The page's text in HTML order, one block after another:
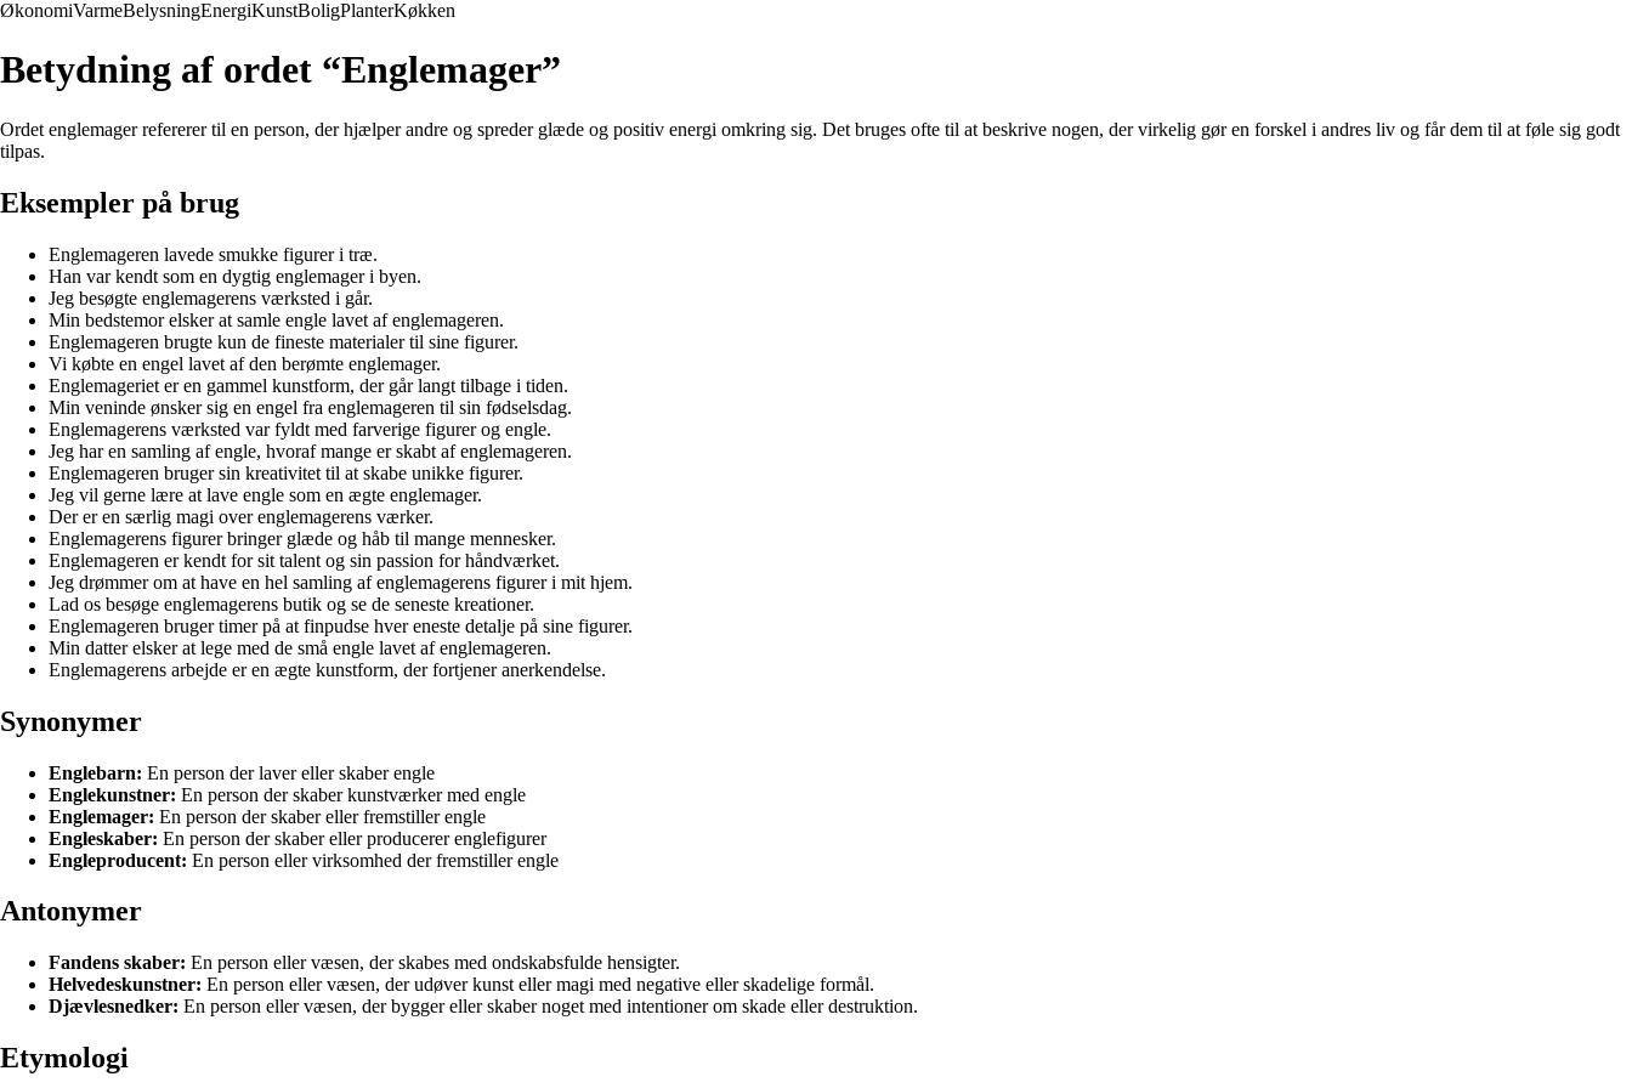
ØkonomiVarmeBelysningEnergiKunstBoligPlanterKøkken
Betydning af ordet “Englemager”
Ordet englemager refererer til en person, der hjælper andre og spreder glæde og positiv energi omkring sig. Det bruges ofte til at beskrive nogen, der virkelig gør en forskel i andres liv og får dem til at føle sig godt
tilpas.
Eksempler på brug
Englemageren lavede smukke figurer i træ.
Han var kendt som en dygtig englemager i byen.
Jeg besøgte englemagerens værksted i går.
Min bedstemor elsker at samle engle lavet af englemageren.
Englemageren brugte kun de fineste materialer til sine figurer.
Vi købte en engel lavet af den berømte englemager.
Englemageriet er en gammel kunstform, der går langt tilbage i tiden.
Min veninde ønsker sig en engel fra englemageren til sin fødselsdag.
Englemagerens værksted var fyldt med farverige figurer og engle.
Jeg har en samling af engle, hvoraf mange er skabt af englemageren.
Englemageren bruger sin kreativitet til at skabe unikke figurer.
Jeg vil gerne lære at lave engle som en ægte englemager.
Der er en særlig magi over englemagerens værker.
Englemagerens figurer bringer glæde og håb til mange mennesker.
Englemageren er kendt for sit talent og sin passion for håndværket.
Jeg drømmer om at have en hel samling af englemagerens figurer i mit hjem.
Lad os besøge englemagerens butik og se de seneste kreationer.
Englemageren bruger timer på at finpudse hver eneste detalje på sine figurer.
Min datter elsker at lege med de små engle lavet af englemageren.
Englemagerens arbejde er en ægte kunstform, der fortjener anerkendelse.
Synonymer
Englebarn: En person der laver eller skaber engle
Englekunstner: En person der skaber kunstværker med engle
Englemager: En person der skaber eller fremstiller engle
Engleskaber: En person der skaber eller producerer englefigurer
Engleproducent: En person eller virksomhed der fremstiller engle
Antonymer
Fandens skaber: En person eller væsen, der skabes med ondskabsfulde hensigter.
Helvedeskunstner: En person eller væsen, der udøver kunst eller magi med negative eller skadelige formål.
Djævlesnedker: En person eller væsen, der bygger eller skaber noget med intentioner om skade eller destruktion.
Etymologi